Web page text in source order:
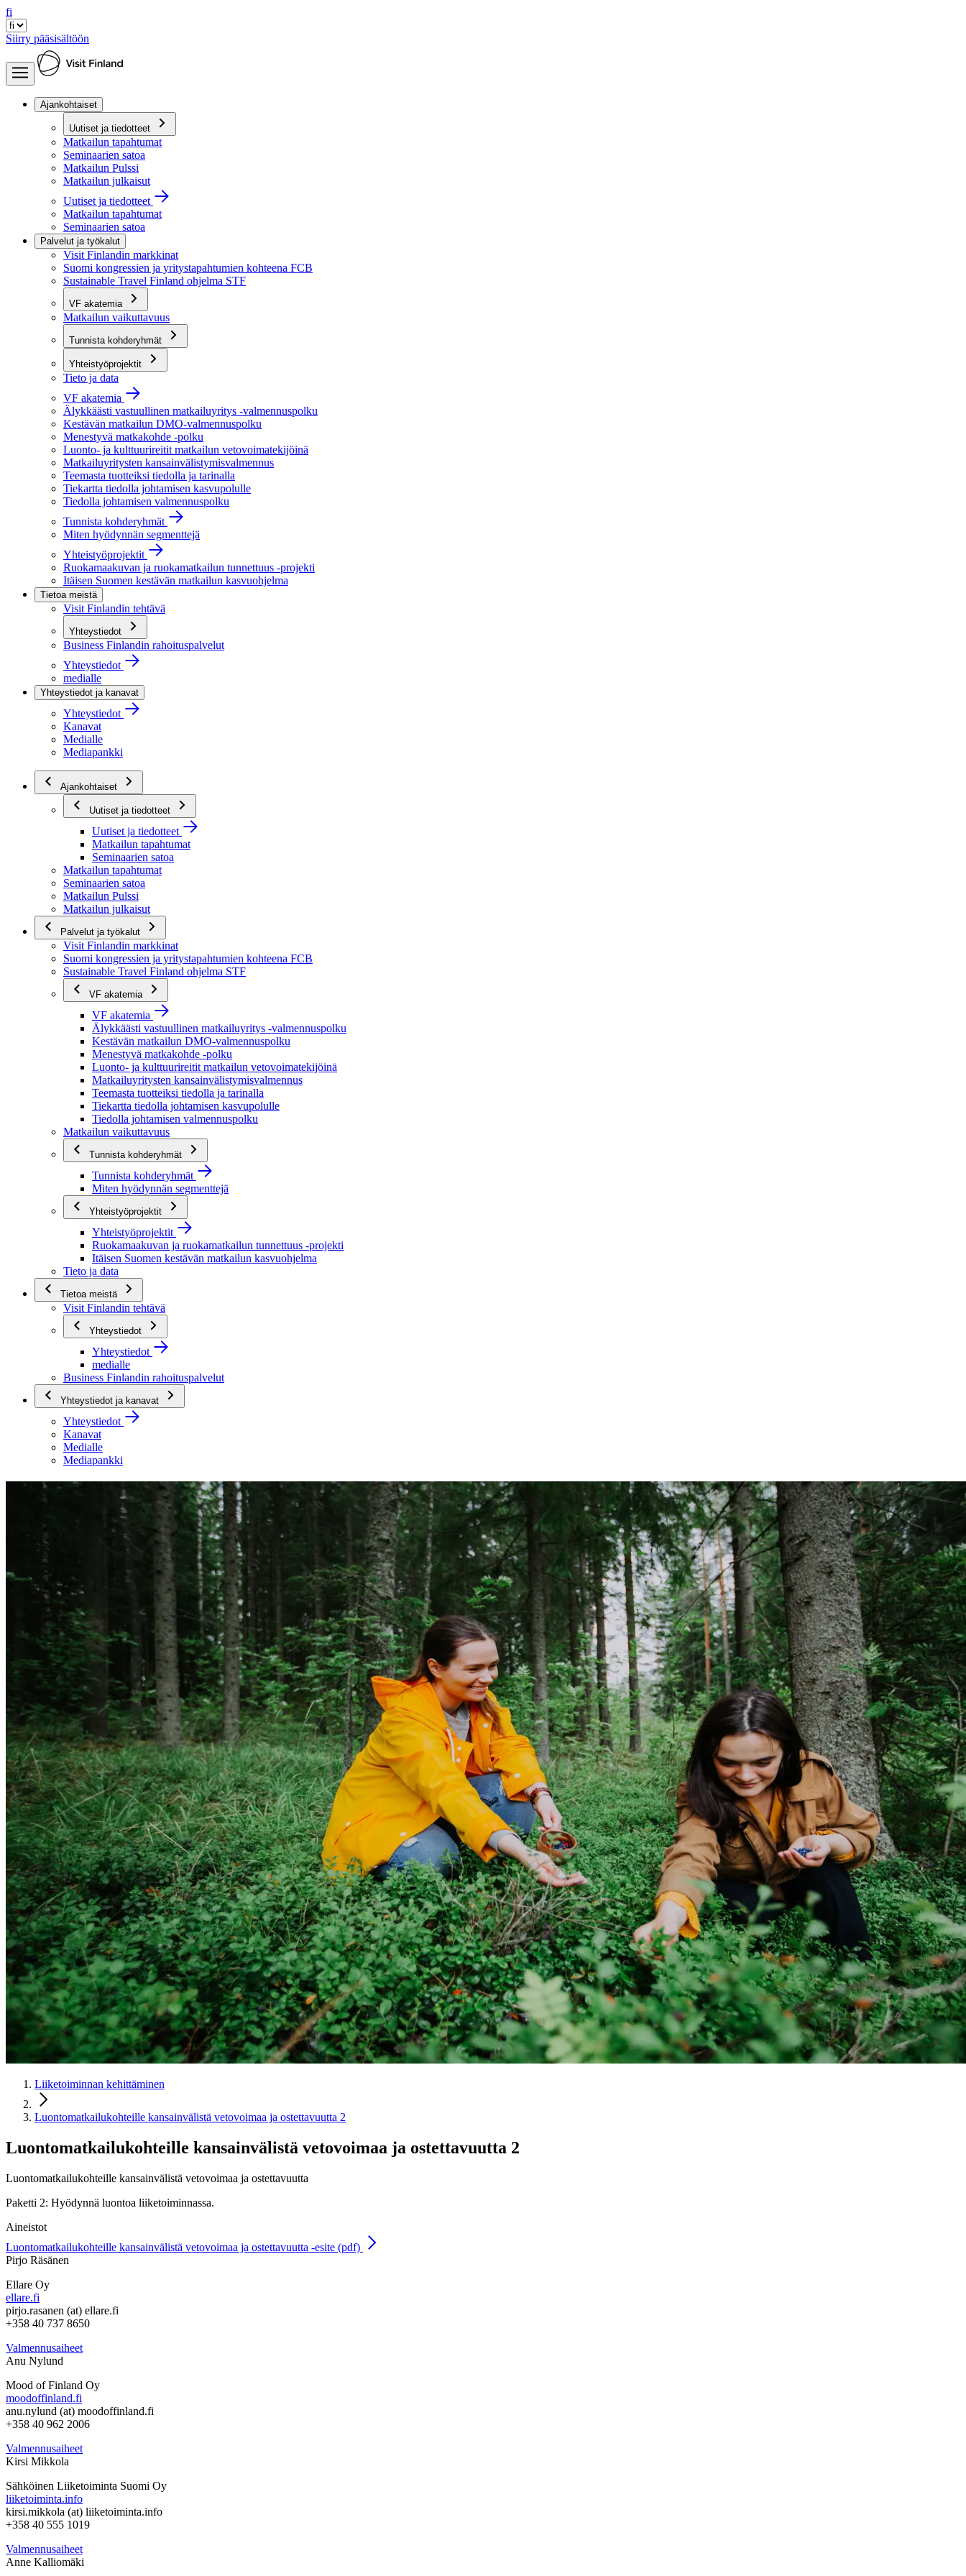
fi
Siirry pääsisältöön
Ajankohtaiset
Uutiset ja tiedotteet
Matkailun tapahtumat
Seminaarien satoa
Matkailun Pulssi
Matkailun julkaisut
Uutiset ja tiedotteet
Matkailun tapahtumat
Seminaarien satoa
Palvelut ja työkalut
Visit Finlandin markkinat
Suomi kongressien ja yritystapahtumien kohteena FCB
Sustainable Travel Finland ohjelma STF
VF akatemia
Matkailun vaikuttavuus
Tunnista kohderyhmät
Yhteistyöprojektit
Tieto ja data
VF akatemia
Älykkäästi vastuullinen matkailuyritys -valmennuspolku
Kestävän matkailun DMO-valmennuspolku
Menestyvä matkakohde -polku
Luonto- ja kulttuurireitit matkailun vetovoimatekijöinä
Matkailuyritysten kansainvälistymisvalmennus
Teemasta tuotteiksi tiedolla ja tarinalla
Tiekartta tiedolla johtamisen kasvupolulle
Tiedolla johtamisen valmennuspolku
Tunnista kohderyhmät
Miten hyödynnän segmenttejä
Yhteistyöprojektit
Ruokamaakuvan ja ruokamatkailun tunnettuus -projekti
Itäisen Suomen kestävän matkailun kasvuohjelma
Tietoa meistä
Visit Finlandin tehtävä
Yhteystiedot
Business Finlandin rahoituspalvelut
Yhteystiedot
medialle
Yhteystiedot ja kanavat
Yhteystiedot
Kanavat
Medialle
Mediapankki
Ajankohtaiset
Uutiset ja tiedotteet
Uutiset ja tiedotteet
Matkailun tapahtumat
Seminaarien satoa
Matkailun tapahtumat
Seminaarien satoa
Matkailun Pulssi
Matkailun julkaisut
Palvelut ja työkalut
Visit Finlandin markkinat
Suomi kongressien ja yritystapahtumien kohteena FCB
Sustainable Travel Finland ohjelma STF
VF akatemia
VF akatemia
Älykkäästi vastuullinen matkailuyritys -valmennuspolku
Kestävän matkailun DMO-valmennuspolku
Menestyvä matkakohde -polku
Luonto- ja kulttuurireitit matkailun vetovoimatekijöinä
Matkailuyritysten kansainvälistymisvalmennus
Teemasta tuotteiksi tiedolla ja tarinalla
Tiekartta tiedolla johtamisen kasvupolulle
Tiedolla johtamisen valmennuspolku
Matkailun vaikuttavuus
Tunnista kohderyhmät
Tunnista kohderyhmät
Miten hyödynnän segmenttejä
Yhteistyöprojektit
Yhteistyöprojektit
Ruokamaakuvan ja ruokamatkailun tunnettuus -projekti
Itäisen Suomen kestävän matkailun kasvuohjelma
Tieto ja data
Tietoa meistä
Visit Finlandin tehtävä
Yhteystiedot
Yhteystiedot
medialle
Business Finlandin rahoituspalvelut
Yhteystiedot ja kanavat
Yhteystiedot
Kanavat
Medialle
Mediapankki
Liiketoiminnan kehittäminen
Luontomatkailukohteille kansainvälistä vetovoimaa ja ostettavuutta 2
Luontomatkailukohteille kansainvälistä vetovoimaa ja ostettavuutta 2
Luontomatkailukohteille kansainvälistä vetovoimaa ja ostettavuutta
Paketti 2: Hyödynnä luontoa liiketoiminnassa.
Aineistot
Luontomatkailukohteille kansainvälistä vetovoimaa ja ostettavuutta -esite (pdf)
Pirjo Räsänen
Ellare Oy
ellare.fi
pirjo.rasanen (at) ellare.fi
+358 40 737 8650
Valmennusaiheet
Anu Nylund
Mood of Finland Oy
moodoffinland.fi
anu.nylund (at) moodoffinland.fi
+358 40 962 2006
Valmennusaiheet
Kirsi Mikkola
Sähköinen Liiketoiminta Suomi Oy
liiketoiminta.info
kirsi.mikkola (at) liiketoiminta.info
+358 40 555 1019
Valmennusaiheet
Anne Kalliomäki